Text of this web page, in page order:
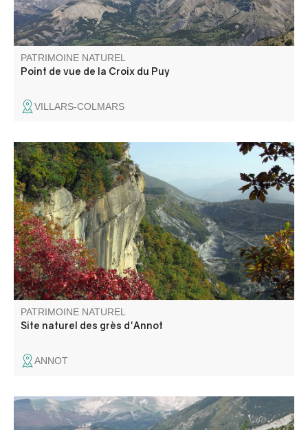
PATRIMOINE NATUREL
Point de vue de la Croix du Puy
VILLARS-COLMARS
Le site des grès d'Annot est un monde étonnant où se
mêlent blocs de grès cyclopéens, légendes ancestrales et
histoire plurimillénaire. Dominant le village, une superficie
de 150 ha est désormais classée Espace Naturel
Sensible.
PATRIMOINE NATUREL
Site naturel des grès d'Annot
ANNOT
La zone humide du Lac des Sagnes, à cheval sur les